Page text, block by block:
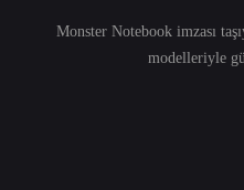
Monster Notebook imzası
modelleriyle